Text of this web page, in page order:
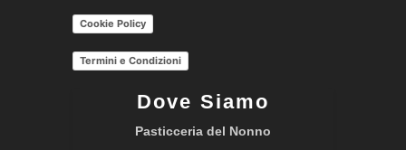
Cookie Policy
Termini e Condizioni
Dove Siamo
Pasticceria del Nonno